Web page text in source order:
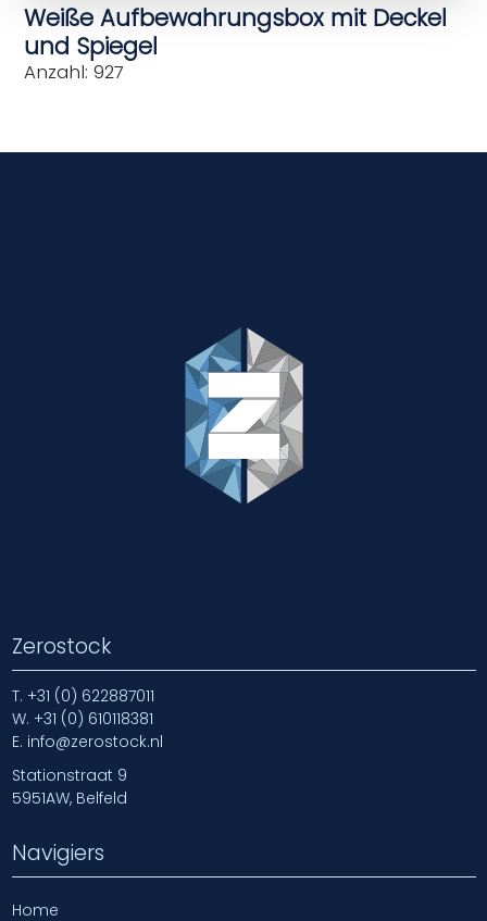
Weiße Aufbewahrungsbox mit Deckel
und Spiegel
Anzahl: 927
Zerostock
T. +31 (0) 622887011
W. +31 (0) 610118381
E. info@zerostock.nl
Stationstraat 9
5951AW, Belfeld
Navigiers
Home